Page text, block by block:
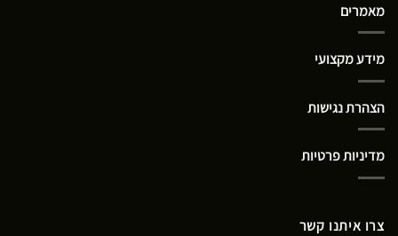
מאמרים
מידע מקצועי
הצהרת נגישות
מדיניות פרטיות
צרו איתנו קשר